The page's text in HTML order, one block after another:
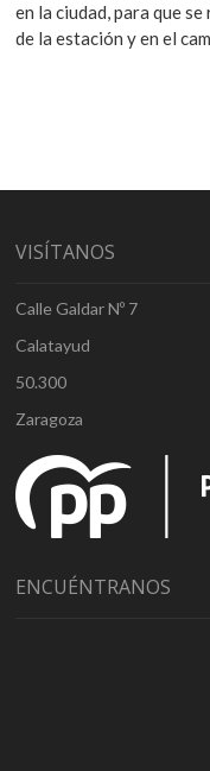
en la ciudad, para que
de la estación y en el
VISÍTANOS
Calle Galdar Nº 7
Calatayud
50.300
Zaragoza
ENCUÉNTRANOS